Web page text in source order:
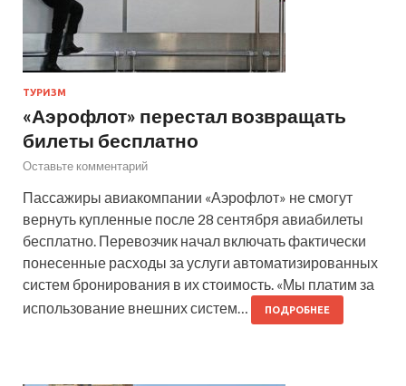
ТУРИЗМ
«Аэрофлот» перестал возвращать
билеты бесплатно
Оставьте комментарий
Пассажиры авиакомпании «Аэрофлот» не смогут
вернуть купленные после 28 сентября авиабилеты
бесплатно. Перевозчик начал включать фактически
понесенные расходы за услуги автоматизированных
систем бронирования в их стоимость. «Мы платим за
использование внешних систем…
ПОДРОБНЕЕ